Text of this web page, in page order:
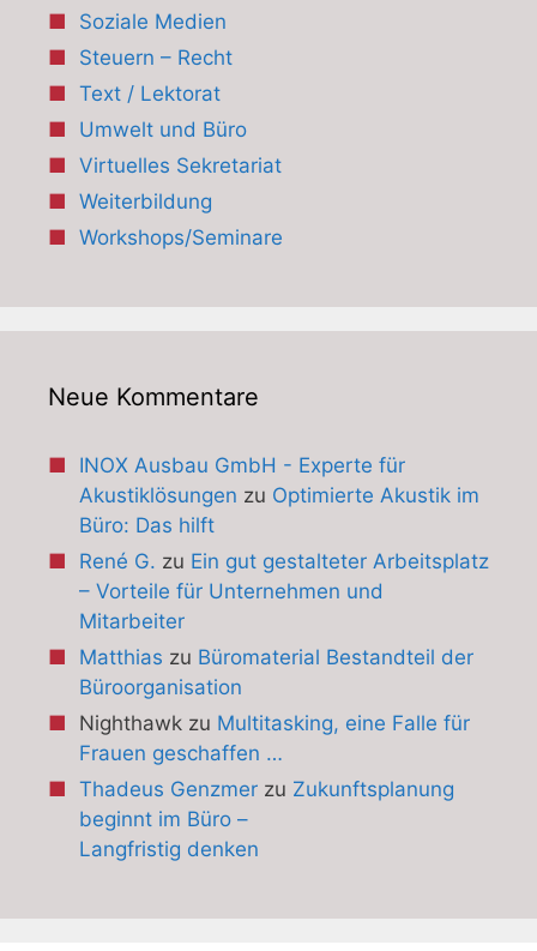
Soziale Medien
Steuern – Recht
Text / Lektorat
Umwelt und Büro
Virtuelles Sekretariat
Weiterbildung
Workshops/Seminare
Neue Kommentare
INOX Ausbau GmbH - Experte für
Akustiklösungen zu Optimierte Akustik im
Büro: Das hilft
René G. zu Ein gut gestalteter Arbeitsplatz
– Vorteile für Unternehmen und
Mitarbeiter
Matthias zu Büromaterial Bestandteil der
Büroorganisation
Nighthawkzu Multitasking, eine Falle für
Frauen geschaffen …
Thadeus Genzmerzu Zukunftsplanung
beginnt im Büro –
Langfristig denken